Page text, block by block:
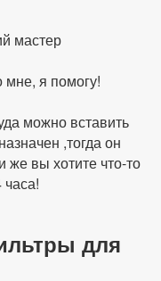
мастер
я помогу!
можно вставить
,тогда он
же вы хотите что-то
часа!
для